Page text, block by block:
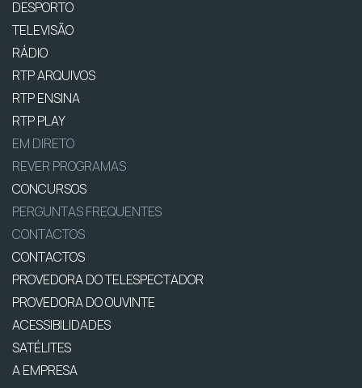
DESPORTO
TELEVISÃO
RÁDIO
RTP ARQUIVOS
RTP ENSINA
RTP PLAY
EM DIRETO
REVER PROGRAMAS
CONCURSOS
PERGUNTAS FREQUENTES
CONTACTOS
CONTACTOS
PROVEDORA DO TELESPECTADOR
PROVEDORA DO OUVINTE
ACESSIBILIDADES
SATÉLITES
A EMPRESA